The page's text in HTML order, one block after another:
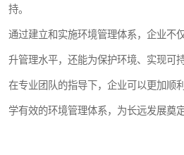
持。
通过建立和实施环境管理体系，企业不
升管理水平，还能为保护环境、实现可
在专业团队的指导下，企业可以更加顺
学有效的环境管理体系，为长远发展奠